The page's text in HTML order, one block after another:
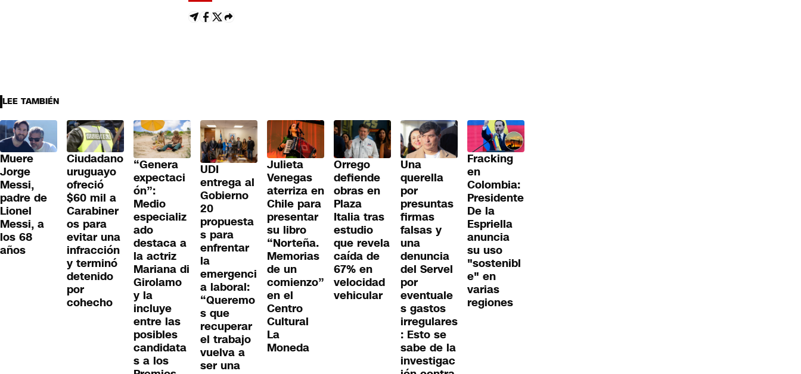
LEE TAMBIÉN
Muere
Jorge
Messi,
padre de
Lionel
Messi, a
los 68
años
Ciudadano
uruguayo
ofreció
$60 mil a
Carabiner
os para
evitar una
infracción
y terminó
detenido
por
cohecho
“Genera
expectaci
ón”:
Medio
especializ
ado
destaca a
la actriz
Mariana di
Girolamo
y la
incluye
entre las
posibles
candidata
s a los
UDI
entrega al
Gobierno
20
propuesta
s para
enfrentar
la
emergenci
a laboral:
“Queremo
s que
recuperar
el trabajo
vuelva a
ser una
Julieta
Venegas
aterriza en
Chile para
presentar
su libro
“Norteña.
Memorias
de un
comienzo”
en el
Centro
Cultural
La
Moneda
Orrego
defiende
obras en
Plaza
Italia tras
estudio
que revela
caída de
67% en
velocidad
vehicular
Una
querella
por
presuntas
firmas
falsas y
una
denuncia
del Servel
por
eventuale
s gastos
irregulares
: Esto se
sabe de la
investigac
Fracking
en
Colombia:
Presidente
De la
Espriella
anuncia
su uso
"sostenibl
e" en
varias
regiones